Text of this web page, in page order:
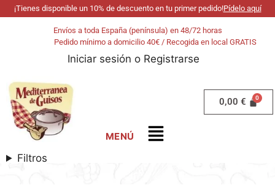
¡Tienes disponible un 10% de descuento en tu primer pedido!Pídelo aquí
Envíos a toda España (península) en 48/72 horas
Pedido mínimo a domicilio 40€ / Recogida en local GRATIS
Iniciar sesión o Registrarse
0,00 €
Filtros